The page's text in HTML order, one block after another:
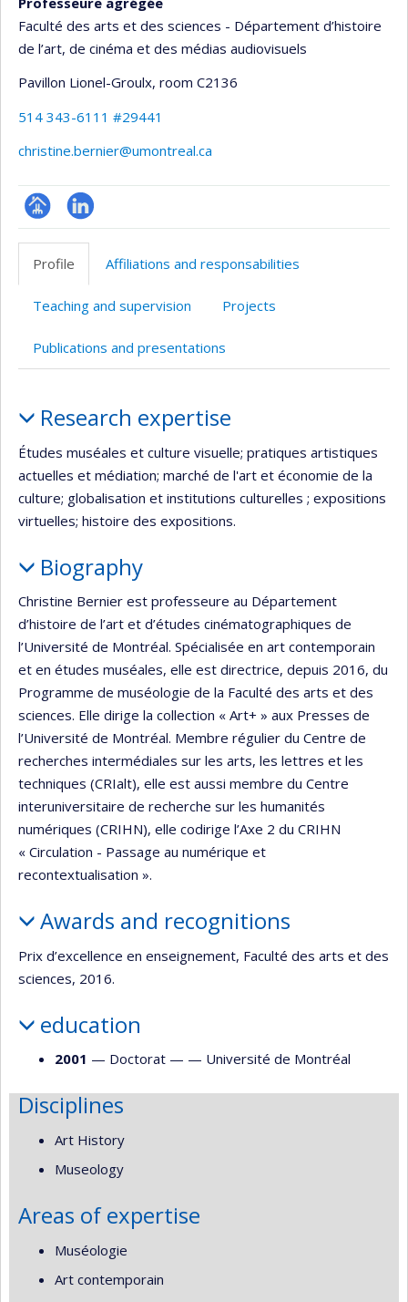
Faculté des arts et des sciences - Département d’histoire
de l’art, de cinéma et des médias audiovisuels
Pavillon Lionel-Groulx, room C2136
514 343-6111 #29441
christine.bernier@umontreal.ca
Page
professionnelle
LinkedIn
Profile
Affiliations and responsabilities
Teaching and supervision Projects
Publications and presentations
Research expertise
Études muséales et culture visuelle; pratiques artistiques
actuelles et médiation; marché de l'art et économie de la
culture; globalisation et institutions culturelles ; expositions
virtuelles; histoire des expositions.
Biography
Christine Bernier est professeure au Département
d’histoire de l’art et d’études cinématographiques de
l’Université de Montréal. Spécialisée en art contemporain
et en études muséales, elle est directrice, depuis 2016, du
Programme de muséologie de la Faculté des arts et des
sciences. Elle dirige la collection « Art+ » aux Presses de
l’Université de Montréal. Membre régulier du Centre de
recherches intermédiales sur les arts, les lettres et les
techniques (CRIalt), elle est aussi membre du Centre
interuniversitaire de recherche sur les humanités
numériques (CRIHN), elle codirige l’Axe 2 du CRIHN
« Circulation - Passage au numérique et
recontextualisation ».
Awards and recognitions
Prix d’excellence en enseignement, Faculté des arts et des
sciences, 2016.
education
2001 — Doctorat — — Université de Montréal
Disciplines
Art History
Museology
Areas of expertise
Muséologie
Art contemporain